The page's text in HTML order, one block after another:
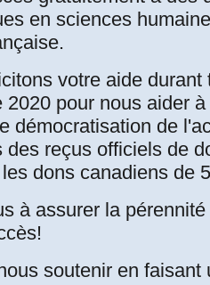
Tahiti”. Un
sous la
au pluriel.
médical,
Les Éditions
formelle
Classiques des
en sciences
votre aide durant
2020 pour nous aider
démocratisation de
des reçus officiels de
dons canadiens de
à assurer la
soutenir en faisant